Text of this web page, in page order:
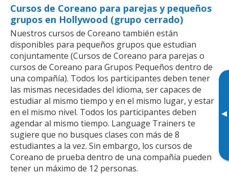
▸
Cursos de Coreano para parejas y pequeños
grupos en Hollywood (grupo cerrado)
Nuestros cursos de Coreano también están
disponibles para pequeños grupos que estudian
conjuntamente (Cursos de Coreano para parejas o
cursos de Coreano para Grupos Pequeños dentro de
una compañía). Todos los participantes deben tener
las mismas necesidades del idioma, ser capaces de
estudiar al mismo tiempo y en el mismo lugar, y estar
en el mismo nivel. Todos los participantes deben
agendar al mismo tiempo. Language Trainers te
sugiere que no busques clases con más de 8
estudiantes a la vez. Sin embargo, los cursos de
Coreano de prueba dentro de una compañía pueden
tener un máximo de 12 personas.